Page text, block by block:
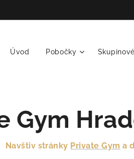
Úvod Pobočky
Gym
Navštiv stránky Private Gym a